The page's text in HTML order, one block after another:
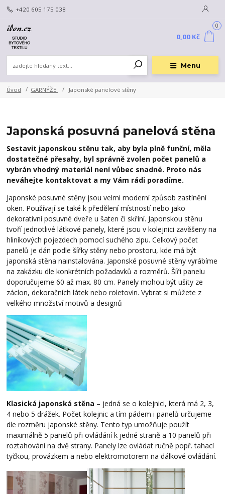
Menu
+420 605 175 038
0
0,00 Kč
Úvod GARNÝŽE Japonské panelové stěny
Japonská posuvná panelová stěna
Sestavit japonskou stěnu tak, aby byla plně funční, měla
dostatečné přesahy, byl správně zvolen počet panelů a
vybrán vhodný materiál není vůbec snadné. Proto nás
neváhejte kontaktovat a my Vám rádi poradíme.
Japonské posuvné stěny jsou velmi moderní způsob zastínění
oken. Používají se také k předělení místností nebo jako
dekorativní posuvné dveře u šaten či skříní. Japonskou stěnu
tvoří jednotlivé látkové panely, které jsou v kolejnici zavěšeny na
hliníkových pojezdech pomocí suchého zipu. Celkový počet
panelů je dán podle šířky stěny nebo prostoru, kde má být
japonská stěna nainstalována. Japonské posuvné stěny vyrábíme
na zakázku dle konkrétních požadavků a rozměrů. Šíři panelu
doporučujeme 60 až max. 80 cm. Panely mohou být ušity ze
záclon, dekoračních látek nebo roletovin. Vybrat si můžete z
velkého množství motivů a designů
Klasická japonská stěna – jedná se o kolejnici, která má 2, 3,
4 nebo 5 drážek. Počet kolejnic a tím pádem i panelů určujeme
dle rozměru japonské stěny. Tento typ umožňuje použít
maximálně 5 panelů při ovládání k jedné straně a 10 panelů při
roztahování na dvě strany. Panely lze ovládat ručně popř. tahací
tyčkou, provázkem a nebo elektromotorem na dálkové ovládání.